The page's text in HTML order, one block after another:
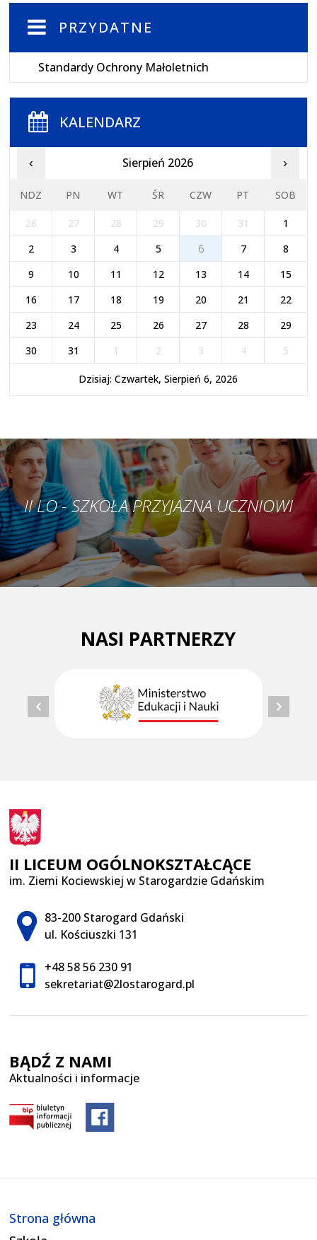
PRZYDATNE
Standardy Ochrony Małoletnich
KALENDARZ
‹ Sierpień 2026 ›
NDZ PN WT ŚR CZW PT SOB
26 27 28 29 30 31
1
2
3 4 5 6 7
8
9
10 11 12 13 14
15
16
17 18 19 20 21
22
23
24 25 26 27 28
29
30
31 1 2 3 4 5
Dzisiaj: Czwartek, Sierpień 6, 2026
II LO - SZKOŁA PRZYJAZNA UCZNIOWI
NASI PARTNERZY
II LICEUM OGÓLNOKSZTAŁCĄCE
im. Ziemi Kociewskiej w Starogardzie Gdańskim
Adres pocztowy:
83-200 Starogard Gdański
ul. Kościuszki 131
+48 58 56 230 91
sekretariat@2lostarogard.pl
BĄDŹ Z NAMI
Aktualności i informacje
Strona główna